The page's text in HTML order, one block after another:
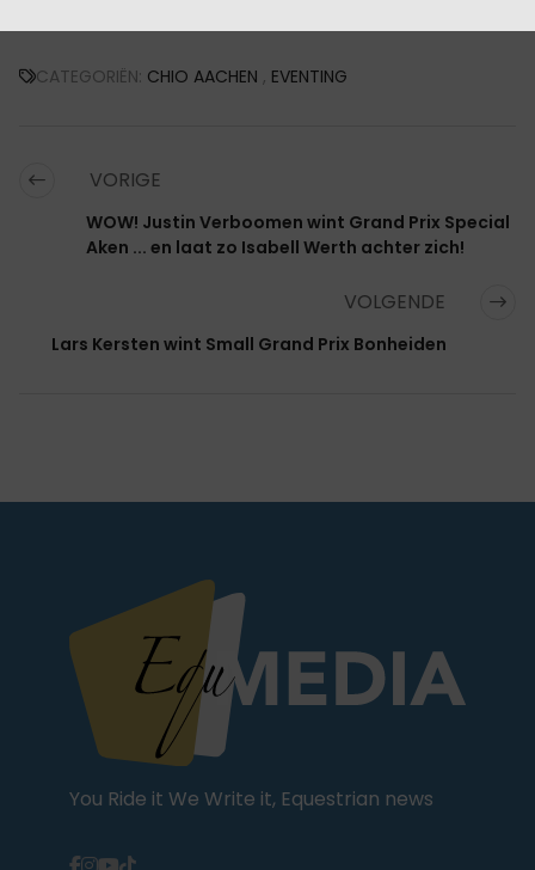
CATEGORIËN: CHIO AACHEN , EVENTING
VORIGE
WOW! Justin Verboomen wint Grand Prix Special
Aken ... en laat zo Isabell Werth achter zich!
VOLGENDE
Lars Kersten wint Small Grand Prix Bonheiden
You Ride it We Write it, Equestrian news